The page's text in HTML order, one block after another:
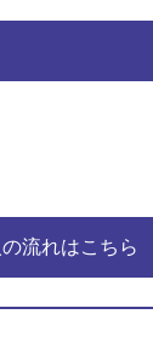
流れはこちら